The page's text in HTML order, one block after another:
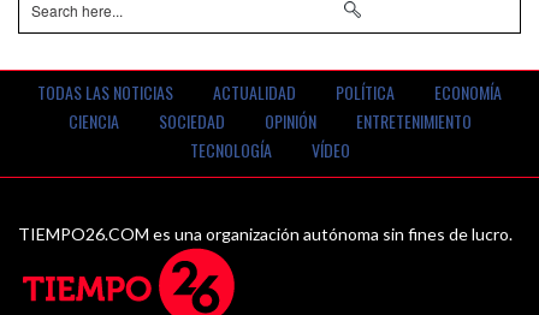
TODAS LAS NOTICIAS ACTUALIDAD POLÍTICA
ECONOMÍA
CIENCIA
SOCIEDAD OPINIÓN
ENTRETENIMIENTO
TECNOLOGÍA
VÍDEO
TIEMPO26.COM es una organización autónoma sin fines de lucro.